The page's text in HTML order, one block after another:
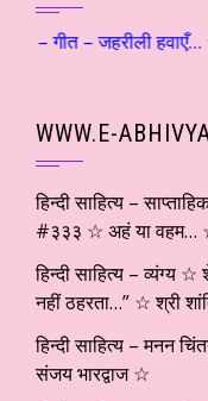
WWW.E-
हिन्दी साहित्य –
#३३३ ☆ अहं या वहम…
हिन्दी साहित्य –
नहीं ठहरता…” ☆ श्री
हिन्दी साहित्य – मनन
संजय भारद्वाज ☆